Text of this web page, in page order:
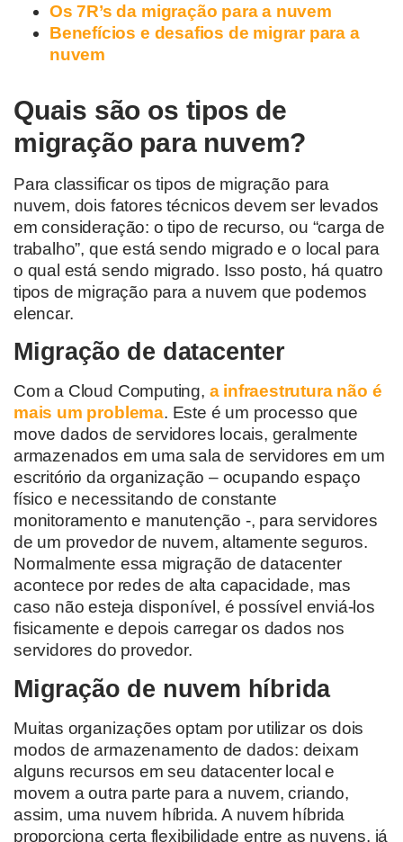
Os 7R’s da migração para a nuvem
Benefícios e desafios de migrar para a
nuvem
Quais são os tipos de
migração para nuvem?
Para classificar os tipos de migração para
nuvem, dois fatores técnicos devem ser levados
em consideração: o tipo de recurso, ou “carga de
trabalho”, que está sendo migrado e o local para
o qual está sendo migrado. Isso posto, há quatro
tipos de migração para a nuvem que podemos
elencar.
Migração de datacenter
Com a Cloud Computing, a infraestrutura não é
mais um problema. Este é um processo que
move dados de servidores locais, geralmente
armazenados em uma sala de servidores em um
escritório da organização – ocupando espaço
físico e necessitando de constante
monitoramento e manutenção -, para servidores
de um provedor de nuvem, altamente seguros.
Normalmente essa migração de datacenter
acontece por redes de alta capacidade, mas
caso não esteja disponível, é possível enviá-los
fisicamente e depois carregar os dados nos
servidores do provedor.
Migração de nuvem híbrida
Muitas organizações optam por utilizar os dois
modos de armazenamento de dados: deixam
alguns recursos em seu datacenter local e
movem a outra parte para a nuvem, criando,
assim, uma nuvem híbrida. A nuvem híbrida
proporciona certa flexibilidade entre as nuvens, já